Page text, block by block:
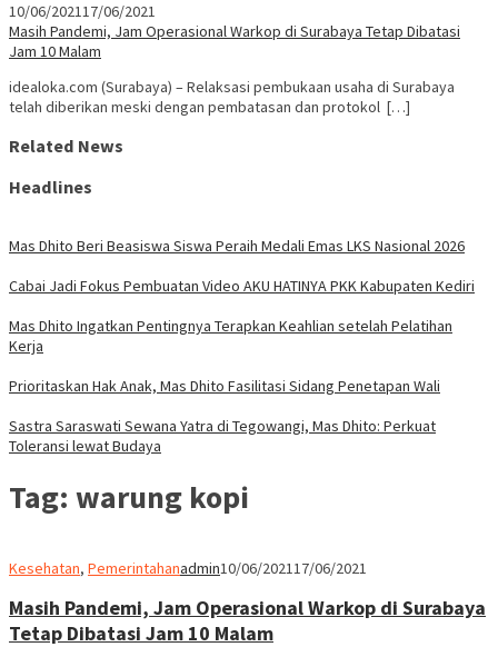
10/06/202117/06/2021
Masih Pandemi, Jam Operasional Warkop di Surabaya Tetap Dibatasi
Jam 10 Malam
idealoka.com (Surabaya) – Relaksasi pembukaan usaha di Surabaya
telah diberikan meski dengan pembatasan dan protokol […]
Related News
Headlines
Mas Dhito Beri Beasiswa Siswa Peraih Medali Emas LKS Nasional 2026
Cabai Jadi Fokus Pembuatan Video AKU HATINYA PKK Kabupaten Kediri
Mas Dhito Ingatkan Pentingnya Terapkan Keahlian setelah Pelatihan
Kerja
Prioritaskan Hak Anak, Mas Dhito Fasilitasi Sidang Penetapan Wali
Sastra Saraswati Sewana Yatra di Tegowangi, Mas Dhito: Perkuat
Toleransi lewat Budaya
Tag: warung kopi
Kesehatan, Pemerintahanadmin10/06/202117/06/2021
Masih Pandemi, Jam Operasional Warkop di Surabaya
Tetap Dibatasi Jam 10 Malam